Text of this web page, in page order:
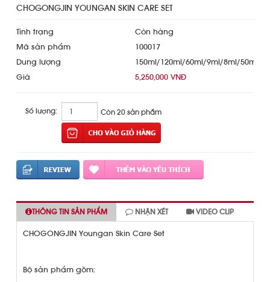
CHOGONGJIN YOUNGAN SKIN CARE SET
Tình trạng
Còn hàng
Mã sản phẩm
100017
Dung lượng
150ml/120ml/60ml/9ml/8ml/50ml
Giá
5,250,000 VNĐ
Số lượng: Còn 20 sản phẩm
THÔNG TIN SẢN PHẨM NHẬN XÉT VIDEO CLIP
CHOGONGJIN Youngan Skin Care Set
Bộ sản phẩm gồm: